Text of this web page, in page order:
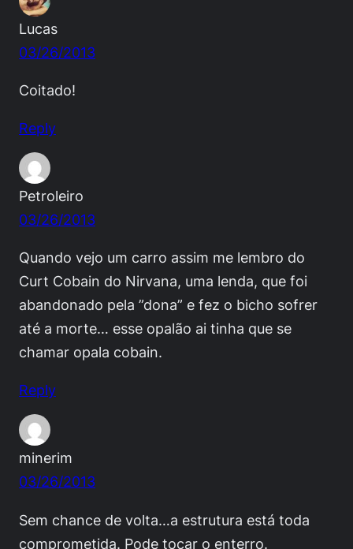
Lucas
03/26/2013
Coitado!
Reply
Petroleiro
03/26/2013
Quando vejo um carro assim me lembro do
Curt Cobain do Nirvana, uma lenda, que foi
abandonado pela ”dona” e fez o bicho sofrer
até a morte… esse opalão ai tinha que se
chamar opala cobain.
Reply
minerim
03/26/2013
Sem chance de volta…a estrutura está toda
comprometida. Pode tocar o enterro.